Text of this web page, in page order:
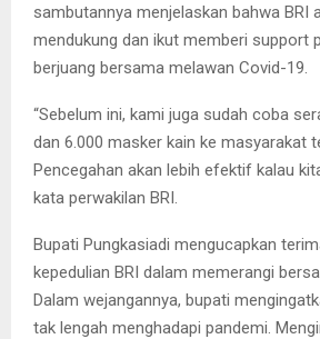
sambutannya menjelaskan bahwa BRI
mendukung dan ikut memberi support
berjuang bersama melawan Covid-19.
“Sebelum ini, kami juga sudah coba
dan 6.000 masker kain ke masyarakat
Pencegahan akan lebih efektif kalau
kata perwakilan BRI.
Bupati Pungkasiadi mengucapkan
kepedulian BRI dalam memerangi
Dalam wejangannya, bupati
tak lengah menghadapi pandemi.